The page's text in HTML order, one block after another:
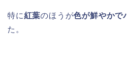
特に紅葉のほうが色が鮮やかで
た。